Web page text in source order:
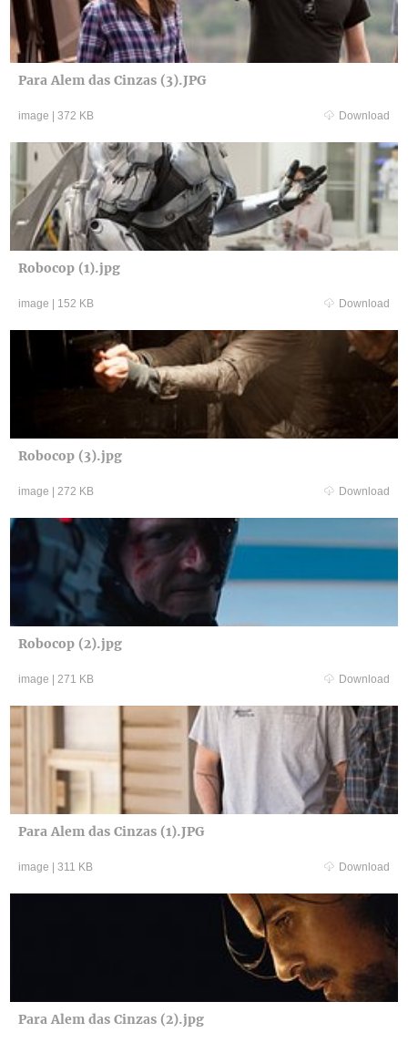
Para Alem das Cinzas (3).JPG
image 372 KB Download
Robocop (1).jpg
image 152 KB Download
Robocop (3).jpg
image 272 KB Download
Robocop (2).jpg
image 271 KB Download
Para Alem das Cinzas (1).JPG
image 311 KB Download
Para Alem das Cinzas (2).jpg